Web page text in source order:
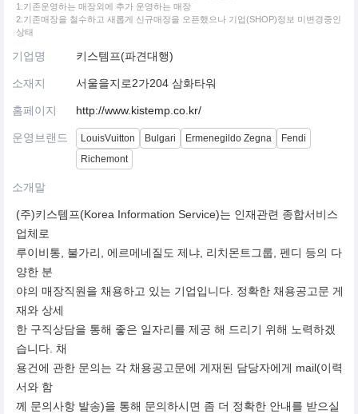
1.기존운영하는 매장외에 추가 운영하는 매장
2.기존매장을 철수하고 새롭게 신규매장을 오픈했으나 기업(SHOP)정보 미변경중인
상태
기업명 키스템프(파견대행)
소재지 서울을지로2가204 삼화타워
홈페이지 http://www.kistemp.co.kr/
운영브랜드 LouisVuitton Bulgari Ermenegildo Zegna
Fendi
Richemont
소개말
(주)키스템프(Korea Information Service)는 인재관련 종합서비스
업체로
루이비통, 불가리, 에르메네질도 제냐, 리치몬트그룹, 펜디 등의 다
양한 분
야의 매장직원을 채용하고 있는 기업입니다. 정확한 채용공고문 게
재와 상세
한 구직상담을 통해 좋은 일자리를 제공 해 드리기 위해 노력하겠
습니다. 채
용건에 관한 문의는 각 채용공고문에 게재된 담당자에게 mail(이력
서와 함
께 문의사항 발송)을 통해 문의하시면 좀 더 정확한 안내를 받으실